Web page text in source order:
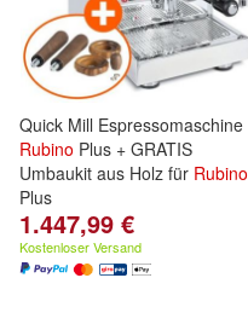
Quick Mill Espressomaschine
Rubino Plus + GRATIS
Umbaukit aus Holz für Rubino
Plus
1.447,99 €
Kostenloser Versand